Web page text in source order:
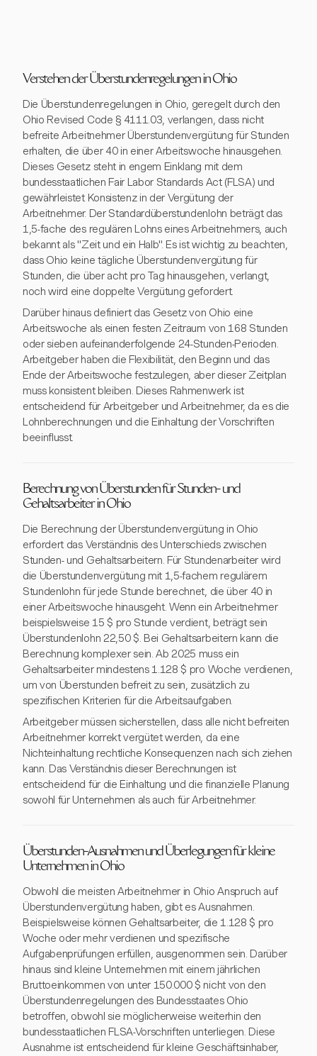
Verstehen der Überstundenregelungen in Ohio
Die Überstundenregelungen in Ohio, geregelt durch den
Ohio Revised Code § 4111.03, verlangen, dass nicht
befreite Arbeitnehmer Überstundenvergütung für Stunden
erhalten, die über 40 in einer Arbeitswoche hinausgehen.
Dieses Gesetz steht in engem Einklang mit dem
bundesstaatlichen Fair Labor Standards Act (FLSA) und
gewährleistet Konsistenz in der Vergütung der
Arbeitnehmer. Der Standardüberstundenlohn beträgt das
1,5-fache des regulären Lohns eines Arbeitnehmers, auch
bekannt als "Zeit und ein Halb". Es ist wichtig zu beachten,
dass Ohio keine tägliche Überstundenvergütung für
Stunden, die über acht pro Tag hinausgehen, verlangt,
noch wird eine doppelte Vergütung gefordert.
Darüber hinaus definiert das Gesetz von Ohio eine
Arbeitswoche als einen festen Zeitraum von 168 Stunden
oder sieben aufeinanderfolgende 24-Stunden-Perioden.
Arbeitgeber haben die Flexibilität, den Beginn und das
Ende der Arbeitswoche festzulegen, aber dieser Zeitplan
muss konsistent bleiben. Dieses Rahmenwerk ist
entscheidend für Arbeitgeber und Arbeitnehmer, da es die
Lohnberechnungen und die Einhaltung der Vorschriften
beeinflusst.
Berechnung von Überstunden für Stunden- und
Gehaltsarbeiter in Ohio
Die Berechnung der Überstundenvergütung in Ohio
erfordert das Verständnis des Unterschieds zwischen
Stunden- und Gehaltsarbeitern. Für Stundenarbeiter wird
die Überstundenvergütung mit 1,5-fachem regulärem
Stundenlohn für jede Stunde berechnet, die über 40 in
einer Arbeitswoche hinausgeht. Wenn ein Arbeitnehmer
beispielsweise 15 $ pro Stunde verdient, beträgt sein
Überstundenlohn 22,50 $. Bei Gehaltsarbeitern kann die
Berechnung komplexer sein. Ab 2025 muss ein
Gehaltsarbeiter mindestens 1.128 $ pro Woche verdienen,
um von Überstunden befreit zu sein, zusätzlich zu
spezifischen Kriterien für die Arbeitsaufgaben.
Arbeitgeber müssen sicherstellen, dass alle nicht befreiten
Arbeitnehmer korrekt vergütet werden, da eine
Nichteinhaltung rechtliche Konsequenzen nach sich ziehen
kann. Das Verständnis dieser Berechnungen ist
entscheidend für die Einhaltung und die finanzielle Planung
sowohl für Unternehmen als auch für Arbeitnehmer.
Überstunden-Ausnahmen und Überlegungen für kleine
Unternehmen in Ohio
Obwohl die meisten Arbeitnehmer in Ohio Anspruch auf
Überstundenvergütung haben, gibt es Ausnahmen.
Beispielsweise können Gehaltsarbeiter, die 1.128 $ pro
Woche oder mehr verdienen und spezifische
Aufgabenprüfungen erfüllen, ausgenommen sein. Darüber
hinaus sind kleine Unternehmen mit einem jährlichen
Bruttoeinkommen von unter 150.000 $ nicht von den
Überstundenregelungen des Bundesstaates Ohio
betroffen, obwohl sie möglicherweise weiterhin den
bundesstaatlichen FLSA-Vorschriften unterliegen. Diese
Ausnahme ist entscheidend für kleine Geschäftsinhaber,